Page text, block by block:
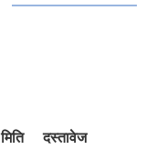
मिति दस्तावेज